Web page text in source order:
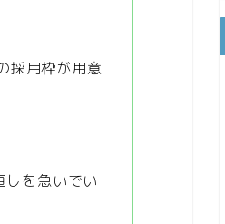
採用枠が用意
を急いでい